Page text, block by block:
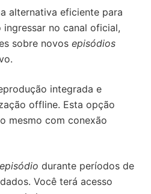
alternativa eficiente para
ingressar no canal oficial,
sobre novos episódios
integrada e
offline. Esta opção
mesmo com conexão
episódio durante períodos de
Você terá acesso